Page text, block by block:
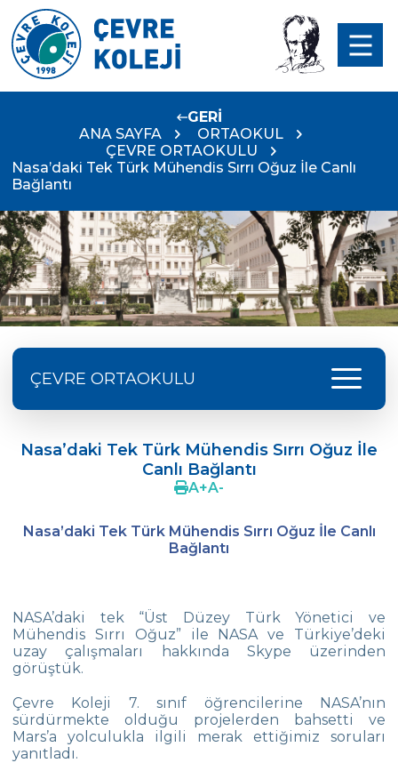
GERİ
ANA SAYFA
ORTAOKUL
ÇEVRE ORTAOKULU
Nasa’daki Tek Türk Mühendis Sırrı Oğuz İle Canlı
Bağlantı
ÇEVRE ORTAOKULU menu
MATEMATİK OLİMPİYATLARI
Çevre‘de Dil Bayramı Coşkusu
4C
5.Sınıf Öğrencilerimizle Tarihe Yolculuk
Yüzmede Bir Başarı Daha
Türk Zekâ Vakfı Şampiyonası
Kitap Değiş Tokuş Kampanyası
Nasa’daki Tek Türk Mühendis Sırrı Oğuz İle
Canlı Bağlantı
A+A-
Nasa’daki Tek Türk Mühendis Sırrı Oğuz İle Canlı
Bağlantı
NASA’daki tek “Üst Düzey Türk Yönetici ve
Mühendis Sırrı Oğuz” ile NASA ve Türkiye’deki
uzay çalışmaları hakkında Skype üzerinden
görüştük.
Çevre Koleji 7. sınıf öğrencilerine NASA’nın
sürdürmekte olduğu projelerden bahsetti ve
Mars’a yolculukla ilgili merak ettiğimiz soruları
yanıtladı.